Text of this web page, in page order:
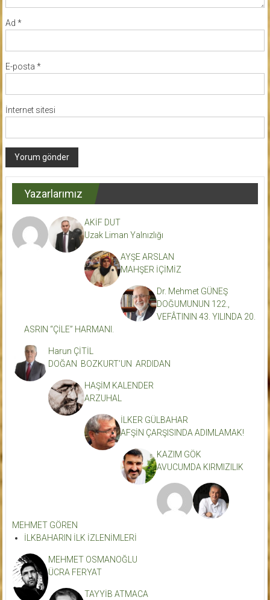
Ad *
E-posta *
İnternet sitesi
Yazarlarımız
AKİF DUT
Uzak Liman Yalnızlığı
AYŞE ARSLAN
MAHŞER İÇİMİZ
Dr. Mehmet GÜNEŞ
DOĞUMUNUN 122.,
VEFÂTININ 43. YILINDA 20.
ASRIN “ÇİLE” HARMANI.
Harun ÇİTİL
DOĞAN BOZKURT’UN ARDIDAN
HAŞİM KALENDER
ARZUHAL
İLKER GÜLBAHAR
AFŞİN ÇARŞISINDA ADIMLAMAK!
KAZIM GÖK
AVUCUMDA KIRMIZILIK
MEHMET GÖREN
İLKBAHARIN İLK İZLENİMLERİ
MEHMET OSMANOĞLU
ÜCRA FERYAT
TAYYİB ATMACA